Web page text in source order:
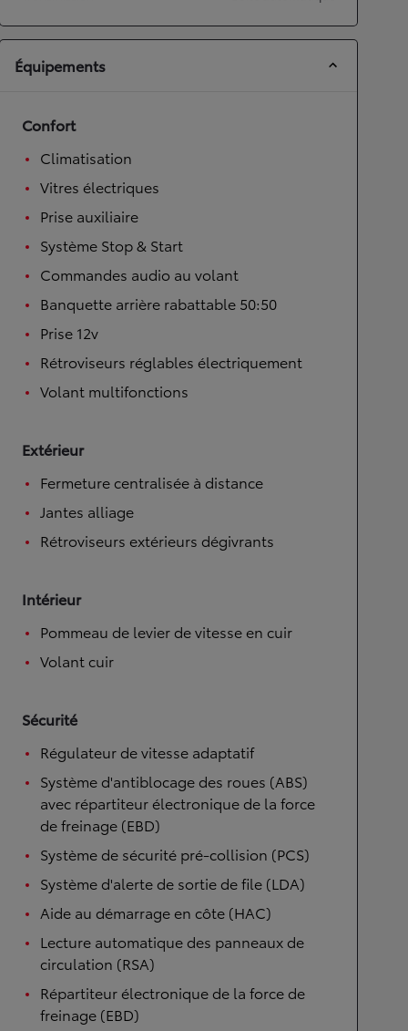
Équipements
Confort
Climatisation
Vitres électriques
Prise auxiliaire
Système Stop & Start
Commandes audio au volant
Banquette arrière rabattable 50:50
Prise 12v
Rétroviseurs réglables électriquement
Volant multifonctions
Extérieur
Fermeture centralisée à distance
Jantes alliage
Rétroviseurs extérieurs dégivrants
Intérieur
Pommeau de levier de vitesse en cuir
Volant cuir
Sécurité
Régulateur de vitesse adaptatif
Système d'antiblocage des roues (ABS)
avec répartiteur électronique de la force
de freinage (EBD)
Système de sécurité pré-collision (PCS)
Système d'alerte de sortie de file (LDA)
Aide au démarrage en côte (HAC)
Lecture automatique des panneaux de
circulation (RSA)
Répartiteur électronique de la force de
freinage (EBD)